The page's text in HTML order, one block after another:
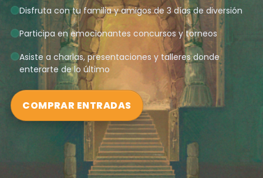
Disfruta con tu familia y amigos de 3 días de diversión
Participa en emocionantes concursos y torneos
Asiste a charlas, presentaciones y talleres donde
enterarte de lo último
COMPRAR ENTRADAS